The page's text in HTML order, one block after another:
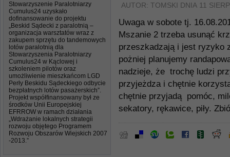
Stowarzyszenie Paralotniarzy
Cumulus24 uzyskało
dofinansowanie do projektu
„Beskid Sądecki z paralotnią –
organizacja warsztatów wraz z
zakupem sprzętu do tandemowych
lotów paralotnią dla
Stowarzyszenia Paralotniarzy
Cumulus24 w Kąclowej i
szkoleniem pilotów oraz
umożliwienie mieszkańcom LGD
Perły Beskidu Sądeckiego odbycie
bezpłatnych lotów pasażerskich”.
Projekt współfinansowany był ze
środków Unii Europejskiej
EFRROW w ramach działania
„Wdrażanie lokalnych strategii
rozwoju objętego Programem
Rozwoju Obszarów Wiejskich 2007
-2013.”
AUTOR: TOMSKI DNIA 11
Uwaga w sobote tj.
Mszanie 2 trzeba usunąć
przeszkadzają i jest ryzyko
pożniej planujemy
nadzieje, że trochę ludzi
przyjeżdza i chętnie
chętnie przyjadą pomóc,
sekatory, rękawice, piły.